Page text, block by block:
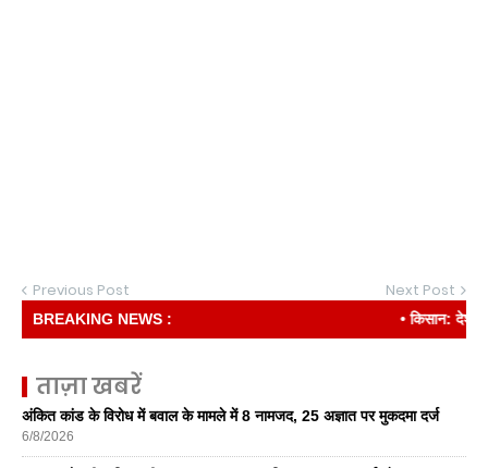
Previous Post Next Post
BREAKING NEWS : • किसान: देश की रीढ़
ताज़ा खबरें
अंकित कांड के विरोध में बवाल के मामले में 8 नामजद, 25 अज्ञात पर मुकदमा दर्ज
6/8/2026